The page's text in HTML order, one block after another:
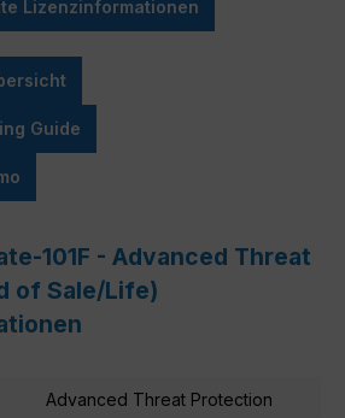
Lizenzinformationen
Guide
101F - Advanced Threat
of Sale/Life)
Advanced Threat Protection